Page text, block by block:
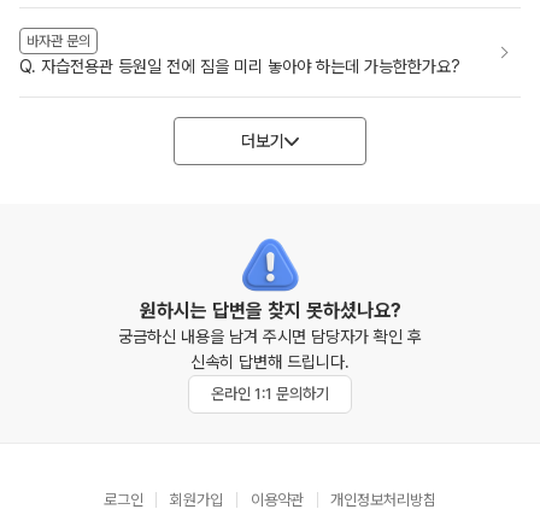
바자관 문의
Q. 자습전용관 등원일 전에 짐을 미리 놓아야 하는데 가능한한가요?
더보기
원하시는 답변을 찾지 못하셨나요?
궁금하신 내용을 남겨 주시면 담당자가 확인 후
신속히 답변해 드립니다.
온라인 1:1 문의하기
로그인 회원가입 이용약관 개인정보처리방침